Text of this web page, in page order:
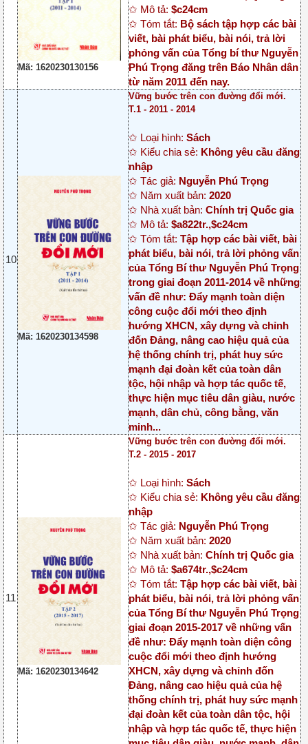
Mã: 1620230130156
✩ Mô tả: $c24cm
✩ Tóm tắt: Bộ sách tập hợp các bài
viết, bài phát biểu, bài nói, trả lời
phỏng vấn của Tổng bí thư Nguyễn
Phú Trọng đăng trên Báo Nhân dân
từ năm 2011 đến nay.
10
Mã: 1620230134598
Vững bước trên con đường đổi mới.
T.1 - 2011 - 2014
✩ Loại hình: Sách
✩ Kiểu chia sẻ: Không yêu cầu đăng
nhập
✩ Tác giả: Nguyễn Phú Trọng
✩ Năm xuất bản: 2020
✩ Nhà xuất bản: Chính trị Quốc gia
✩ Mô tả: $a822tr.,$c24cm
✩ Tóm tắt: Tập hợp các bài viết, bài
phát biểu, bài nói, trả lời phỏng vấn
của Tổng Bí thư Nguyễn Phú Trọng
trong giai đoạn 2011-2014 về những
vấn đề như: Đẩy mạnh toàn diện
công cuộc đổi mới theo định
hướng XHCN, xây dựng và chỉnh
đốn Đảng, nâng cao hiệu quả của
hệ thống chính trị, phát huy sức
mạnh đại đoàn kết của toàn dân
tộc, hội nhập và hợp tác quốc tế,
thực hiện mục tiêu dân giàu, nước
mạnh, dân chủ, công bằng, văn
minh...
11
Mã: 1620230134642
Vững bước trên con đường đổi mới.
T.2 - 2015 - 2017
✩ Loại hình: Sách
✩ Kiểu chia sẻ: Không yêu cầu đăng
nhập
✩ Tác giả: Nguyễn Phú Trọng
✩ Năm xuất bản: 2020
✩ Nhà xuất bản: Chính trị Quốc gia
✩ Mô tả: $a674tr.,$c24cm
✩ Tóm tắt: Tập hợp các bài viết, bài
phát biểu, bài nói, trả lời phỏng vấn
của Tổng Bí thư Nguyễn Phú Trọng
giai đoạn 2015-2017 về những vấn
đề như: Đẩy mạnh toàn diện công
cuộc đổi mới theo định hướng
XHCN, xây dựng và chỉnh đốn
Đảng, nâng cao hiệu quả của hệ
thống chính trị, phát huy sức mạnh
đại đoàn kết của toàn dân tộc, hội
nhập và hợp tác quốc tế, thực hiện